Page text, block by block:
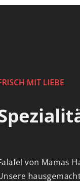
MIT LIEBE
von Mamas